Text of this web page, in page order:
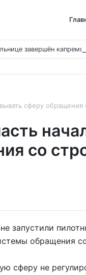
завершён
сферу
со
запустили
обращения
сферу не